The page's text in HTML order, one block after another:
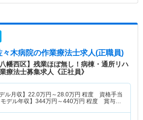
々木病院の作業療法士求人(正職員)
幡西区】残業ほぼ無し！病棟・通所リハ
療法士募集求人《正社員》
ル月収】 22.0万円～28.0万円 程度 資格手当
デル年収】 344万円～440万円 程度 賞与